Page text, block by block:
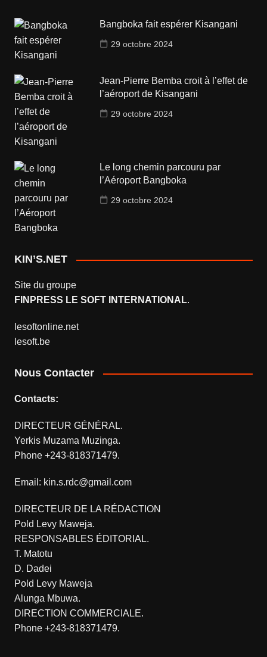
Bangboka fait espérer Kisangani
29 octobre 2024
Jean-Pierre Bemba croit à l’effet de
l’aéroport de Kisangani
29 octobre 2024
Le long chemin parcouru par
l’Aéroport Bangboka
29 octobre 2024
KIN’S.NET
Site du groupe
FINPRESS LE SOFT INTERNATIONAL.
lesoftonline.net
lesoft.be
Nous Contacter
Contacts:
DIRECTEUR GÉNÉRAL.
Yerkis Muzama Muzinga.
Phone +243-818371479.
Email: kin.s.rdc@gmail.com
DIRECTEUR DE LA RÉDACTION
Pold Levy Maweja.
RESPONSABLES ÉDITORIAL.
T. Matotu
D. Dadei
Pold Levy Maweja
Alunga Mbuwa.
DIRECTION COMMERCIALE.
Phone +243-818371479.